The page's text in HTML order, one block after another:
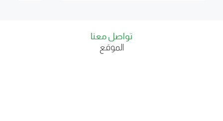
تواصل معنا
الموقع